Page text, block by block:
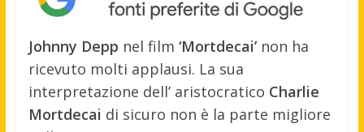
Johnny Depp nel film ‘Mortdecai’non ha
ricevuto molti applausi. La sua
interpretazione dell’ aristocratico Charlie
Mortdecai di sicuro non è la parte migliore